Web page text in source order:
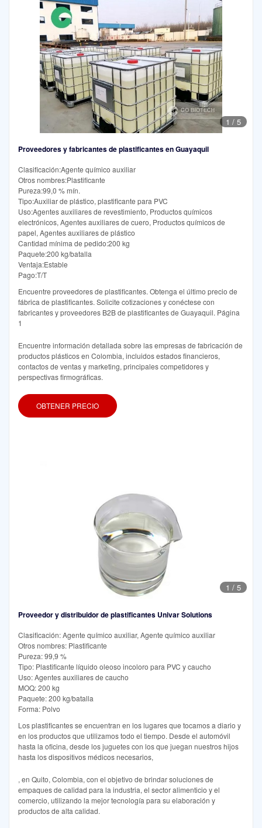
1 / 5
Proveedores y fabricantes de plastificantes en Guayaquil
Clasificación:Agente químico auxiliar
Otros nombres:Plastificante
Pureza:99,0 % mín.
Tipo:Auxiliar de plástico, plastificante para PVC
Uso:Agentes auxiliares de revestimiento, Productos químicos
electrónicos, Agentes auxiliares de cuero, Productos químicos de
papel, Agentes auxiliares de plástico
Cantidad mínima de pedido:200 kg
Paquete:200 kg/batalla
Ventaja:Estable
Pago:T/T
Encuentre proveedores de plastificantes. Obtenga el último precio de
fábrica de plastificantes. Solicite cotizaciones y conéctese con
fabricantes y proveedores B2B de plastificantes de Guayaquil. Página
1
Encuentre información detallada sobre las empresas de fabricación de
productos plásticos en Colombia, incluidos estados financieros,
contactos de ventas y marketing, principales competidores y
perspectivas firmográficas.
OBTENER PRECIO
1 / 5
Proveedor y distribuidor de plastificantes Univar Solutions
Clasificación: Agente químico auxiliar, Agente químico auxiliar
Otros nombres: Plastificante
Pureza: 99,9 %
Tipo: Plastificante líquido oleoso incoloro para PVC y caucho
Uso: Agentes auxiliares de caucho
MOQ: 200 kg
Paquete: 200 kg/batalla
Forma: Polvo
Los plastificantes se encuentran en los lugares que tocamos a diario y
en los productos que utilizamos todo el tiempo. Desde el automóvil
hasta la oficina, desde los juguetes con los que juegan nuestros hijos
hasta los dispositivos médicos necesarios,
, en Quito, Colombia, con el objetivo de brindar soluciones de
empaques de calidad para la industria, el sector alimenticio y el
comercio, utilizando la mejor tecnología para su elaboración y
productos de alta calidad.